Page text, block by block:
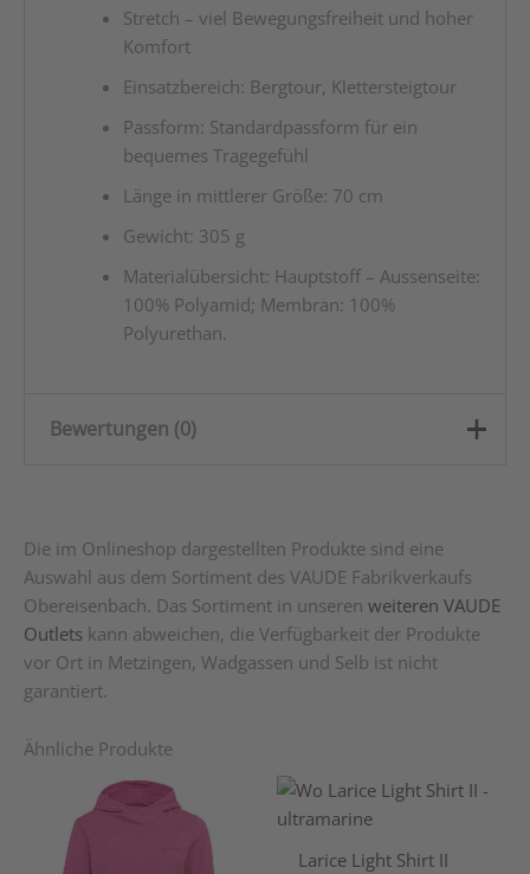
Stretch – viel Bewegungsfreiheit und hoher
Komfort
Einsatzbereich: Bergtour, Klettersteigtour
Passform: Standardpassform für ein
bequemes Tragegefühl
Länge in mittlerer Größe: 70 cm
Gewicht: 305 g
Materialübersicht: Hauptstoff – Aussenseite:
100% Polyamid; Membran: 100%
Polyurethan.
Bewertungen (0)
Nur angemeldete Kunden, die dieses Produkt gekauft
haben, dürfen eine Bewertung abgeben.
Die im Onlineshop dargestellten Produkte sind eine
Auswahl aus dem Sortiment des VAUDE Fabrikverkaufs
Obereisenbach. Das Sortiment in unseren weiteren VAUDE
Outlets kann abweichen, die Verfügbarkeit der Produkte
vor Ort in Metzingen, Wadgassen und Selb ist nicht
garantiert.
Ähnliche Produkte
Larice Light Shirt II